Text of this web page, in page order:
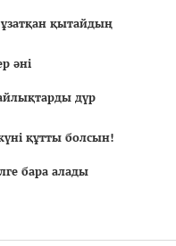
қытайдың
әні
дүр
құтты болсын!
бара алады